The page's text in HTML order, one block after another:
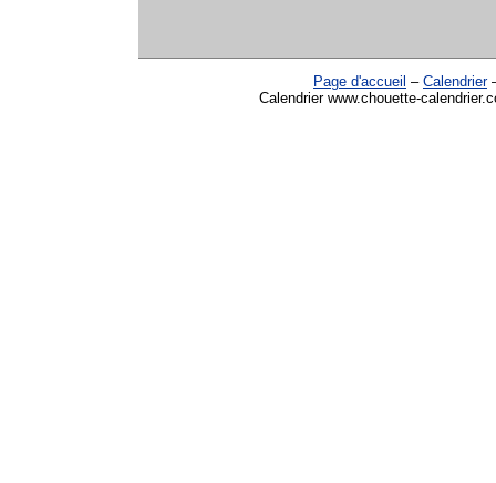
Page d'accueil – Calendrier
Calendrier www.chouette-